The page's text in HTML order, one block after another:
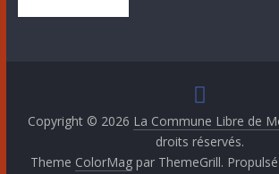
Copyright © 2026 La Commune Libre de
droits réservés.
Theme ColorMagpar ThemeGrill.